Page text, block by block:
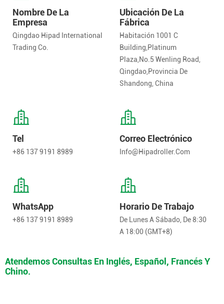
Nombre De La
Empresa
Qingdao Hipad International
Trading Co.
Ubicación De La
Fábrica
Habitación 1001 C
Building,Platinum
Plaza,No.5 Wenling Road,
Qingdao,Provincia De
Shandong, China
Tel
+86 137 9191 8989
Correo Electrónico
Info@hipadroller.com
WhatsApp
+86 137 9191 8989
Horario De Trabajo
De Lunes A Sábado, De 8:30
A 18:00 (GMT+8)
Atendemos Consultas En Inglés, Español, Francés Y
Chino.